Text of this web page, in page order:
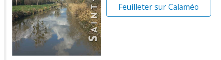
Feuilleter sur Calaméo